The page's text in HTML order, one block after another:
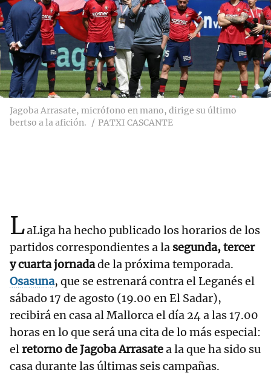
Jagoba Arrasate, micrófono en mano, dirige su último
bertso a la afición.
PATXI CASCANTE
LaLiga ha hecho publicado los horarios de los
partidos correspondientes a la segunda, tercer
y cuarta jornadade la próxima temporada.
Osasuna, que se estrenará contra el Leganés el
sábado 17 de agosto (19.00 en El Sadar),
recibirá en casa al Mallorca el día 24 a las 17.00
horas en lo que será una cita de lo más especial:
elretorno de Jagoba Arrasatea la que ha sido su
casa durante las últimas seis campañas.